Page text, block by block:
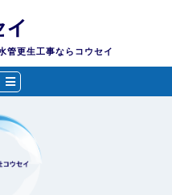
管更生工事ならコウセイ